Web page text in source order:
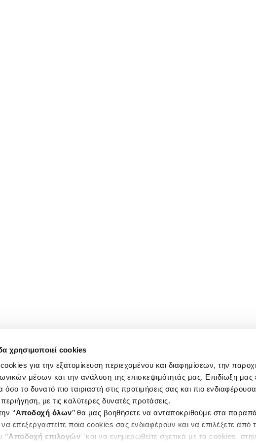
χρησιμοποιεί cookies
για την εξατομίκευση περιεχομένου και διαφημίσεων, την
μέσων και την ανάλυση της επισκεψιμότητάς μας. Επιδίωξη μας
το δυνατό πιο ταιριαστή στις προτιμήσεις σας και πιο ενδιαφέρουσα
με τις καλύτερες δυνατές προτάσεις.
‘’Αποδοχή όλων’’ θα μας βοηθήσετε να ανταποκριθούμε στα
επεξεργαστείτε ποια cookies σας ενδιαφέρουν και να επιλέξετε από
Αποδοχή επιλογών΄΄και να ενημερωθείτε σχετικά με τα cookies